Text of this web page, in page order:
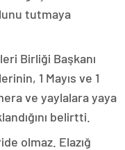
tutmaya
Birliği Başkanı
1 Mayıs ve 1
ve yaylalara yaya
belirtti.
olmaz. Elazığ